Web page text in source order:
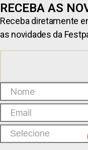
RECEBA AS
Receba diretamente
as novidades da